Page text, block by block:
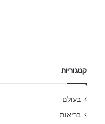
קטגוריות
בעולם
בריאות